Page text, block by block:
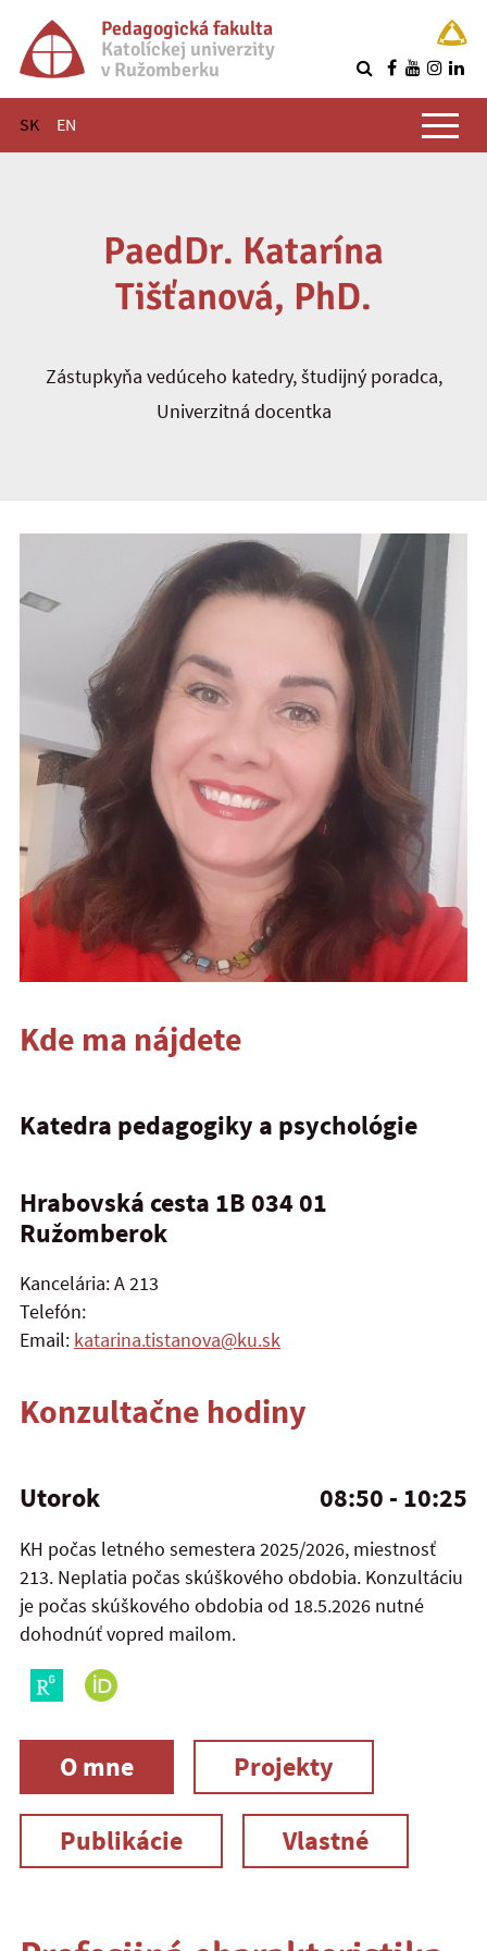
Pedagogická fakulta
Katolíckej univerzity
v Ružomberku
SK EN
Hlavné menu
PaedDr. Katarína
Tišťanová, PhD.
Zástupkyňa vedúceho katedry, študijný poradca,
Univerzitná docentka
Kde ma nájdete
Katedra pedagogiky a psychológie
Hrabovská cesta 1B 034 01
Ružomberok
Kancelária: A 213
Telefón:
Email: katarina.tistanova@ku.sk
Konzultačne hodiny
Utorok 08:50 - 10:25
KH počas letného semestera 2025/2026, miestnosť
213. Neplatia počas skúškového obdobia. Konzultáciu
je počas skúškového obdobia od 18.5.2026 nutné
dohodnúť vopred mailom.
O mne Projekty
Publikácie Vlastné